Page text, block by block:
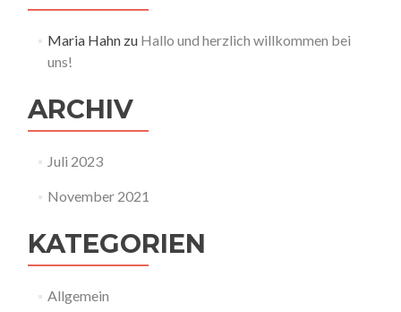
Maria Hahnzu Hallo und herzlich willkommen bei
uns!
ARCHIV
Juli 2023
November 2021
KATEGORIEN
Allgemein